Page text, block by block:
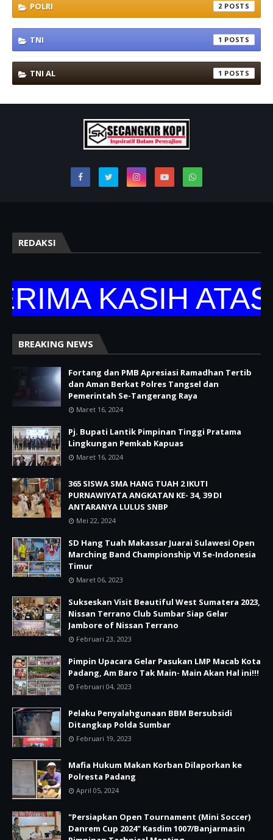
POLRI 2
TNI 1
TNI AL 1
REDAKSI
KASIH ATAS
BREAKING NEWS
Fortang dan PMB Apresiasi Ramadhan Tertib
dan Aman Berkat Polres Tangsel dan
Pemerintah Se-Tangerang Raya
Maret 16, 2024
Pj. Bupati Lantik Pimpinan Tinggi Pratama
Lingkungan Pemkab Kapuas
Maret 16, 2024
365 SISWA SMA HANG TUAH 2 IKUTI
PURNAWIYATA ANGKATAN KE- 34, 39 DI
ANTARANYA LULUS SNBP
Mei 22, 2024
SD Hang Tuah Makassar Juarai Sulawesi Open
Marching Band Championship VI Se-Indonesia
Timur
Maret 06, 2023
Sukseskan Visit Beautiful West Sumatera 2023,
Nissan Terrano Club Sumbar Siap Gelar
Jambore of Nissan Terrano
Februari 23, 2023
Pimpin Upacara Gelar Pasukan LMP Macab Kota
Padang, Am Baro Tak Main- Main Akan Hal ini!!!
Februari 04, 2023
Pelaku Penyalahgunaan BBM Bersubsidi
Ditangkap Polda Sumbar
Februari 19, 2023
Mafia Hukum Makan Korban Dilaporkan ke
Polresta Padang
April 05, 2024
"Persiapkan Open Tournament (Mini Soccer)
Danrem Cup 2024" Kasdim 1007/Banjarmasin